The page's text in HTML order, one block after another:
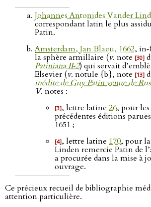
Johannes Antonides Vander
correspondant latin le plus
Patin.
Amsterdam, Jan Blaeu, 1662,
la sphère armillaire (v. note [30]
Patiniana II‑2) qui servait
Elsevier (v. notule {b}, note [13]
inédite de Guy Patin venue de
V. notes :
[3], lettre latine 26, pour
précédentes éditions
1651 ;
[4], lettre latine 170, pour
Linden remercie Patin de
a procurée dans la mise à
ouvrage.
Ce précieux recueil de bibliographie
attention particulière.